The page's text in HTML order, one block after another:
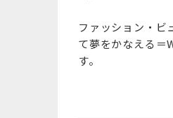
ファッション・ビ
て夢をかなえる＝
す。